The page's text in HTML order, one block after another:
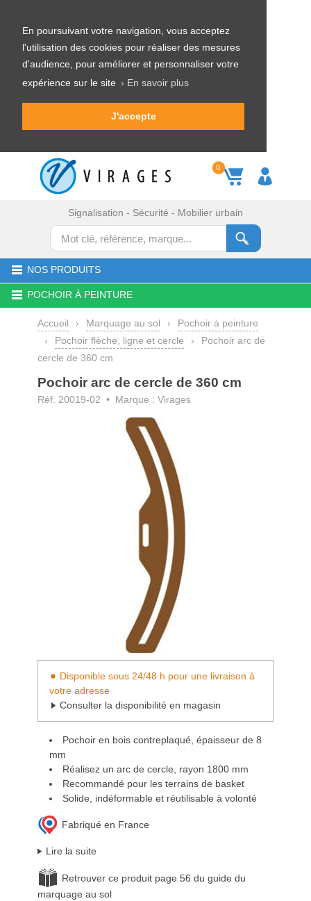
En poursuivant votre navigation, vous acceptez
l'utilisation des cookies pour réaliser des mesures
d'audience, pour améliorer et personnaliser votre
expérience sur le site › En savoir plus
J'accepte
0
Signalisation - Sécurité - Mobilier urbain
NOS PRODUITS
POCHOIR À PEINTURE
Accueil › Marquage au sol ›
Pochoir à peinture
›
Pochoir flèche, ligne et cercle ›
Pochoir arc de
cercle de 360 cm
Pochoir arc de cercle de 360 cm
Réf. 20019-02 • Marque : Virages
Disponible sous 24/48 h pour une livraison à
votre adresse
Consulter la disponibilité en magasin
Pochoir en bois contreplaqué, épaisseur de 8
mm
Réalisez un arc de cercle, rayon 1800 mm
Recommandé pour les terrains de basket
Solide, indéformable et réutilisable à volonté
Fabriqué en France
Lire la suite
Retrouver ce produit page 56 du guide du
marquage au sol